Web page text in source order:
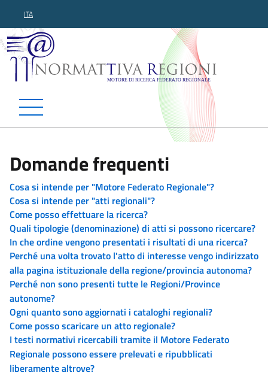
ITA
Normattiva Regioni -
Domande frequenti
Cosa si intende per "Motore Federato Regionale"?
Cosa si intende per "atti regionali"?
Come posso effettuare la ricerca?
Quali tipologie (denominazione) di atti si possono ricercare?
In che ordine vengono presentati i risultati di una ricerca?
Perché una volta trovato l'atto di interesse vengo indirizzato
alla pagina istituzionale della regione/provincia autonoma?
Perché non sono presenti tutte le Regioni/Province
autonome?
Ogni quanto sono aggiornati i cataloghi regionali?
Come posso scaricare un atto regionale?
I testi normativi ricercabili tramite il Motore Federato
Regionale possono essere prelevati e ripubblicati
liberamente altrove?